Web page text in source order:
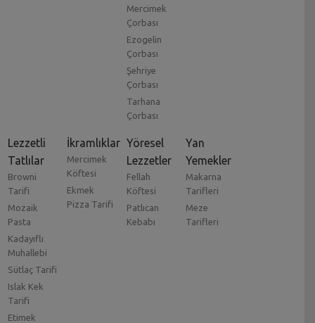
Mercimek
Çorbası
Ezogelin
Çorbası
Şehriye
Çorbası
Tarhana
Çorbası
Lezzetli
Tatlılar
Browni
Tarifi
Mozaik
Pasta
Kadayıflı
Muhallebi
Sütlaç Tarifi
Islak Kek
Tarifi
Etimek
İkramlıklar
Mercimek
Köftesi
Ekmek
Pizza Tarifi
Yöresel
Lezzetler
Fellah
Köftesi
Patlıcan
Kebabı
Yan
Yemekler
Makarna
Tarifleri
Meze
Tarifleri